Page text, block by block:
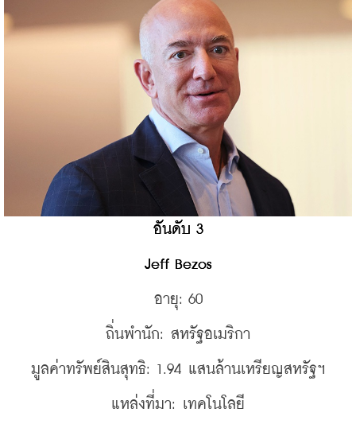
อันดับ 3
Jeff Bezos
อายุ: 60
ถิ่นพำนัก: สหรัฐอเมริกา
มูลค่าทรัพย์สินสุทธิ: 1.94 แสนล้านเหรียญสหรัฐฯ
แหล่งที่มา: เทคโนโลยี